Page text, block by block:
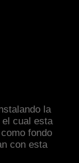
la
el cual esta
fondo
con esta